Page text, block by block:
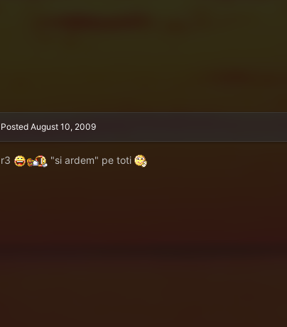
Posted August 10, 2009
r3 "si ardem" pe toti